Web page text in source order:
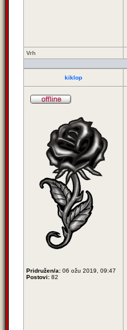
Vrh
kiklop
Pridružen/a: 06 ožu 2019, 09:47
Postovi: 82